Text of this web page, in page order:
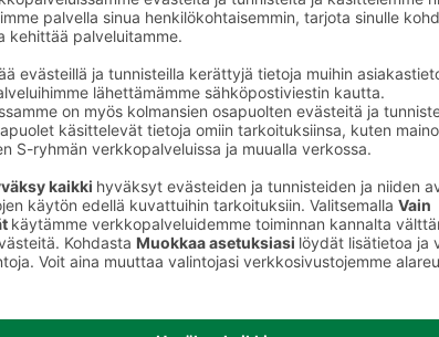
Halloumit, grillijuustot ja muut
erikoisjuustot